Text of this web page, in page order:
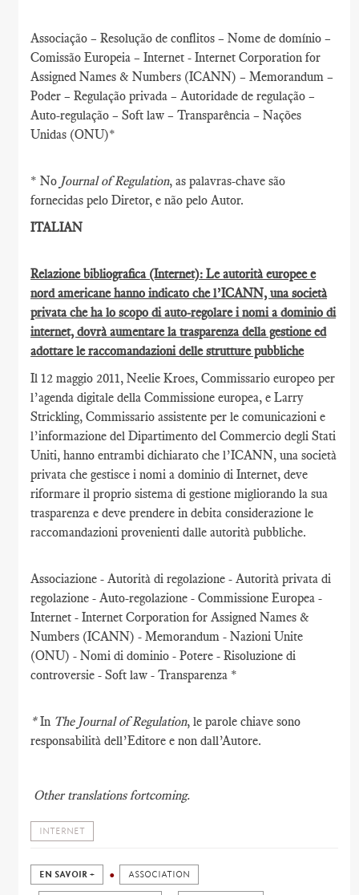
Associação – Resolução de conflitos – Nome de domínio –
Comissão Europeia – Internet - Internet Corporation for
Assigned Names & Numbers (ICANN) – Memorandum –
Poder – Regulação privada – Autoridade de regulação –
Auto-regulação – Soft law – Transparência – Nações
Unidas (ONU)*
* No Journal of Regulation, as palavras-chave são
fornecidas pelo Diretor, e não pelo Autor.
ITALIAN
Relazione bibliografica (Internet): Le autorità europee e
nord americane hanno indicato che l’ICANN, una società
privata che ha lo scopo di auto-regolare i nomi a dominio di
internet, dovrà aumentare la trasparenza della gestione ed
adottare le raccomandazioni delle strutture pubbliche
Il 12 maggio 2011, Neelie Kroes, Commissario europeo per
l’agenda digitale della Commissione europea, e Larry
Strickling, Commissario assistente per le comunicazioni e
l’informazione del Dipartimento del Commercio degli Stati
Uniti, hanno entrambi dichiarato che l’ICANN, una società
privata che gestisce i nomi a dominio di Internet, deve
riformare il proprio sistema di gestione migliorando la sua
trasparenza e deve prendere in debita considerazione le
raccomandazioni provenienti dalle autorità pubbliche.
Associazione - Autorità di regolazione - Autorità privata di
regolazione - Auto-regolazione - Commissione Europea -
Internet - Internet Corporation for Assigned Names &
Numbers (ICANN) - Memorandum - Nazioni Unite
(ONU) - Nomi di dominio - Potere - Risoluzione di
controversie - Soft law - Transparenza *
*In The Journal of Regulation, le parole chiave sono
responsabilità dell’Editore e non dall’Autore.
Other translations fortcoming.
INTERNET
EN SAVOIR + ASSOCIATION